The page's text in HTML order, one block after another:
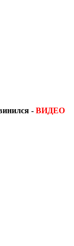
- ВИДЕО